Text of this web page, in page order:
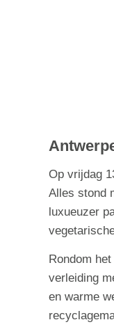
Op vrijdag
Alles stond
luxueuzer
Rondom
verleiding
en warme